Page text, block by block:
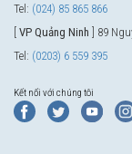
Tel: (024) 85 865 866
VP Quảng Ninh ] 89
Tel: (0203) 6 559 395
Kết nối với chúng tôi